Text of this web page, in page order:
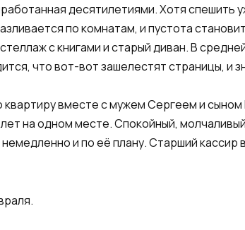
десятилетиями. Хотя спешить
по комнатам, и пустота
с книгами и старый диван. В
что вот-вот зашелестят страницы, и
вместе с мужем Сергеем и
на одном месте. Спокойный,
и по её плану. Старший кассир